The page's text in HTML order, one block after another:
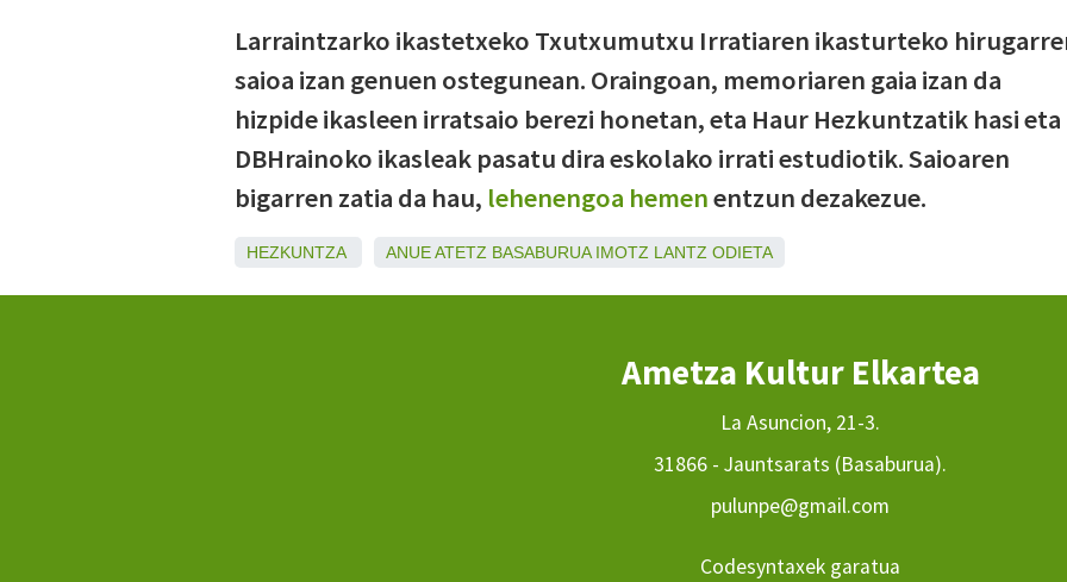
Larraintzarko ikastetxeko Txutxumutxu Irratiaren ikasturteko
saioa izan genuen ostegunean. Oraingoan, memoriaren gaia izan da
hizpide ikasleen irratsaio berezi honetan, eta Haur Hezkuntzatik hasi eta
DBHrainoko ikasleak pasatu dira eskolako irrati estudiotik. Saioaren
bigarren zatia da hau, lehenengoa hemenentzun dezakezue.
HEZKUNTZA ANUEATETZ BASABURUA IMOTZ LANTZ ODIETA
Ametza Kultur Elkartea
La Asuncion, 21-3.
31866 - Jauntsarats (Basaburua).
pulunpe@gmail.com
Codesyntaxek garatua